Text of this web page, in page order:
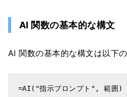
AI 関数の基本的な構文
AI 関数の基本的な構文は以下の
=AI("指示プロンプト", 範囲)